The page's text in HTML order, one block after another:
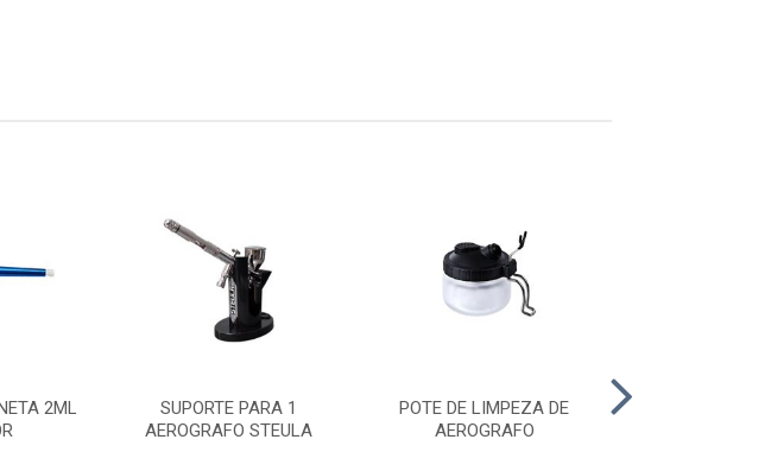
2ML
SUPORTE PARA 1
AEROGRAFO STEULA
POTE DE LIMPEZA DE
AEROGRAFO